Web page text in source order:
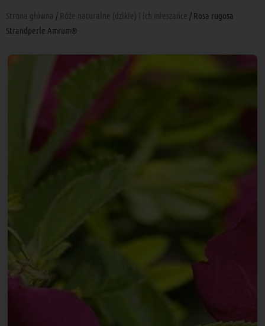
Strona główna / Róże naturalne (dzikie) i ich mieszańce / Rosa rugosa
Strandperle Amrum®